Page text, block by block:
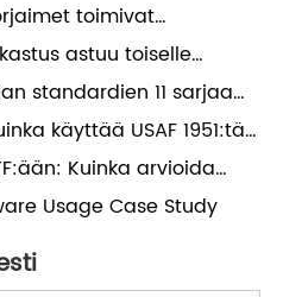
toimivat
(DNL)
tarkkuuden
astuu toiselle
määrittää
elinehto tulevassa
standardien 11 sarjaa
resoluution
varmistusstandardi
todelliselle resoluutiolle.
käyttää USAF 1951:tä
resoluution
Kuinka arvioida
Usage Case Study